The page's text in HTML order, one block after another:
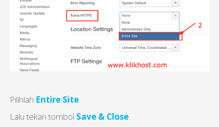
Pilihlah Entire Site
Lalu tekan tombol Save & Close.